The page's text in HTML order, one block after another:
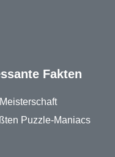
Fakten
Puzzle-Maniacs